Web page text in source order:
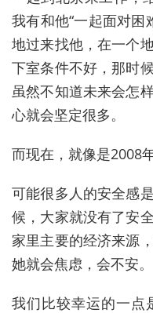
我有和他“一起面对困
地过来找他，在一个
下室条件不好，那时
虽然不知道未来会怎
心就会坚定很多。
而现在，就像是2008
可能很多人的安全感
候，大家就没有了安
家里主要的经济来源
她就会焦虑，会不安。
我们比较幸运的一点